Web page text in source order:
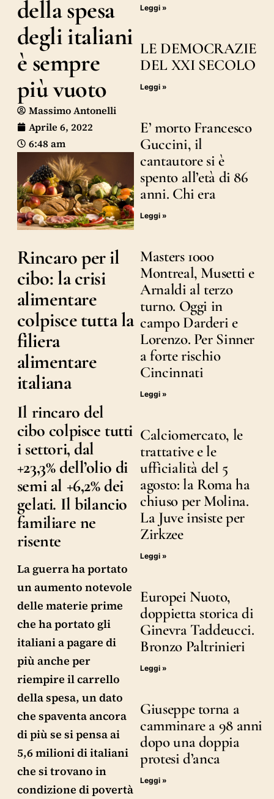
della spesa
degli italiani
è sempre
più vuoto
Massimo Antonelli
Aprile 6, 2022
6:48 am
Rincaro per il
cibo: la crisi
alimentare
colpisce tutta la
filiera
alimentare
italiana
Il rincaro del
cibo colpisce tutti
i settori, dal
+23,3% dell’olio di
semi al +6,2% dei
gelati. Il bilancio
familiare ne
risente
La guerra ha portato
un aumento notevole
delle materie prime
che ha portato gli
italiani a pagare di
più anche per
riempire il carrello
della spesa, un dato
che spaventa ancora
di più se si pensa ai
5,6 milioni di italiani
che si trovano in
condizione di povertà
Leggi »
LE DEMOCRAZIE
DEL XXI SECOLO
Leggi »
E’ morto Francesco
Guccini, il
cantautore si è
spento all’età di 86
anni. Chi era
Leggi »
Masters 1000
Montreal, Musetti e
Arnaldi al terzo
turno. Oggi in
campo Darderi e
Lorenzo. Per Sinner
a forte rischio
Cincinnati
Leggi »
Calciomercato, le
trattative e le
ufficialità del 5
agosto: la Roma ha
chiuso per Molina.
La Juve insiste per
Zirkzee
Leggi »
Europei Nuoto,
doppietta storica di
Ginevra Taddeucci.
Bronzo Paltrinieri
Leggi »
Giuseppe torna a
camminare a 98 anni
dopo una doppia
protesi d’anca
Leggi »